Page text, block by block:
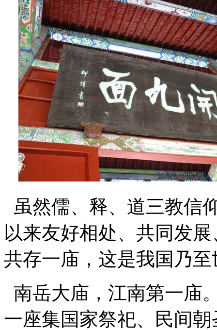
虽然儒、释、道三教信
以来友好相处、共同发
共存一庙，这是我国乃
南岳大庙，江南第一庙
一座集国家祭祀、民间